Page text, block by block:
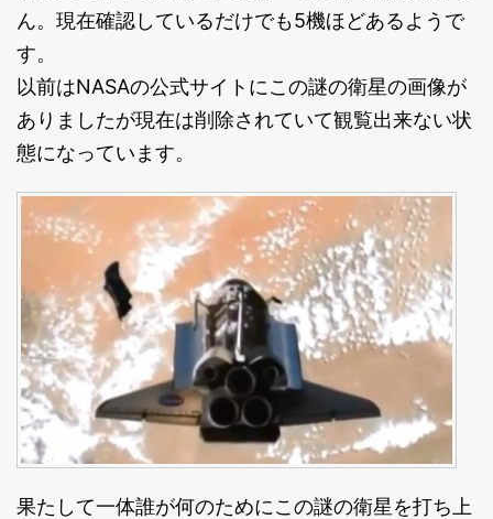
ん。現在確認しているだけでも5機ほどあるようで
す。
以前はNASAの公式サイトにこの謎の衛星の画像が
ありましたが現在は削除されていて観覧出来ない状
態になっています。
果たして一体誰が何のためにこの謎の衛星を打ち上